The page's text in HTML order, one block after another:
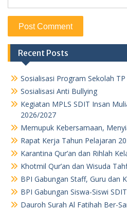
Recent Posts
Sosialisasi Program Sekolah
Sosialisasi Anti Bullying
Kegiatan MPLS SDIT Insan
2026/2027
Memupuk Kebersamaan,
Rapat Kerja Tahun Pelajaran
Karantina Qur’an dan Rihlah
Khotmil Qur’an dan Wisuda
BPI Gabungan Staff, Guru dan
BPI Gabungan Siswa-Siswi
Dauroh Surah Al Fatihah Ber-